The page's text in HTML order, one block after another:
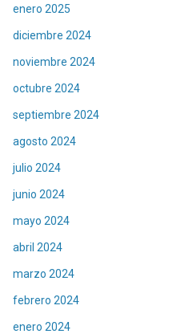
enero 2025
diciembre 2024
noviembre 2024
octubre 2024
septiembre 2024
agosto 2024
julio 2024
junio 2024
mayo 2024
abril 2024
marzo 2024
febrero 2024
enero 2024